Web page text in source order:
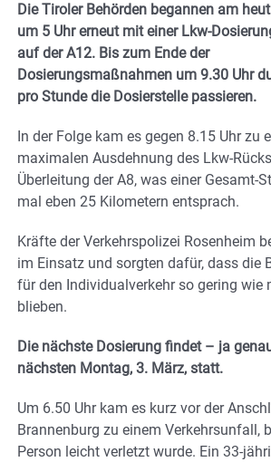
Die Tiroler Behörden begannen am
um 5 Uhr erneut mit einer Lkw-
auf der A12. Bis zum Ende der
Dosierungsmaßnahmen um 9.30 Uhr
pro Stunde die Dosierstelle passieren.
In der Folge kam es gegen 8.15 Uhr zu
maximalen Ausdehnung des Lkw-
Überleitung der A8, was einer Gesamt-
mal eben 25 Kilometern entsprach.
Kräfte der Verkehrspolizei Rosenheim
im Einsatz und sorgten dafür, dass die
für den Individualverkehr so gering wie
blieben.
Die nächste Dosierung findet – ja
nächsten Montag, 3. März, statt.
Um 6.50 Uhr kam es kurz vor der
Brannenburg zu einem Verkehrsunfall,
Person leicht verletzt wurde. Ein 33-